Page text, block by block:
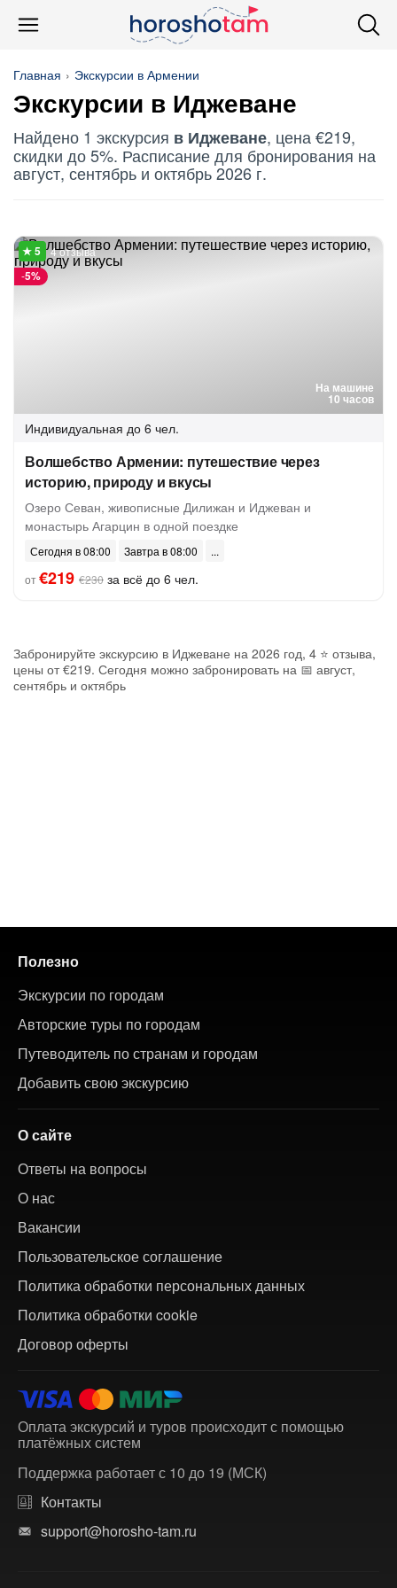
Главная Экскурсии в Армении
Экскурсии в Иджеване
Найдено 1 экскурсия в Иджеване, цена €219,
скидки до 5%. Расписание для бронирования на
август, сентябрь и октябрь 2026 г.
На машине
10 часов
-5%
4 отзыва
Индивидуальная до 6 чел.
Волшебство Армении: путешествие через
историю, природу и вкусы
Озеро Севан, живописные Дилижан и Иджеван и
монастырь Агарцин в одной поездке
Сегодня в 08:00
Завтра в 08:00
от€219 €230 за всё до 6 чел.
Забронируйте экскурсию в Иджеване на 2026 год, 4 ⭐ отзыва,
цены от €219. Сегодня можно забронировать на 📅 август,
сентябрь и октябрь
Полезно
Экскурсии по городам
Авторские туры по городам
Путеводитель по странам и городам
Добавить свою экскурсию
О сайте
Ответы на вопросы
О нас
Вакансии
Пользовательское соглашение
Политика обработки персональных данных
Политика обработки cookie
Договор оферты
Оплата экскурсий и туров происходит с помощью
платёжных систем
Поддержка работает с 10 до 19 (МСК)
Контакты
support@horosho-tam.ru